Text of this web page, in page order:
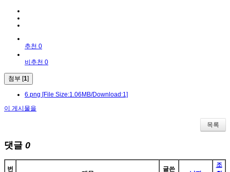
추천 0
비추천 0
첨부 [1]
6.png [File Size:1.06MB/Download:1]
이 게시물을
목록
댓글 0
번
글쓴
조